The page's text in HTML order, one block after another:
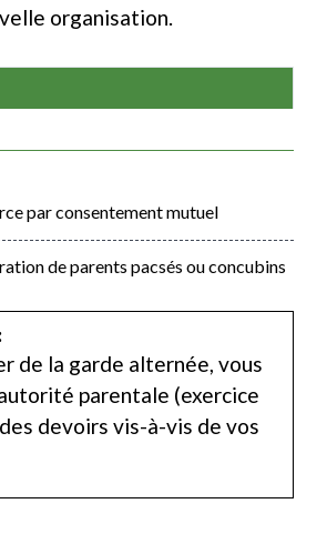
organisation.
par consentement mutuel
de parents pacsés ou concubins
de la garde alternée, vous
parentale (exercice
devoirs vis-à-vis de vos